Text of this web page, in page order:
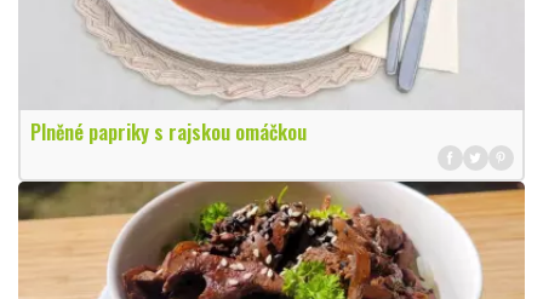
Plněné papriky s rajskou omáčkou